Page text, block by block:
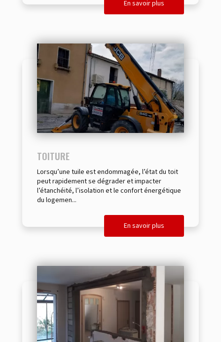
En savoir plus
TOITURE
Lorsqu’une tuile est endommagée, l’état du toit
peut rapidement se dégrader et impacter
l’étanchéité, l’isolation et le confort énergétique
du logemen...
En savoir plus